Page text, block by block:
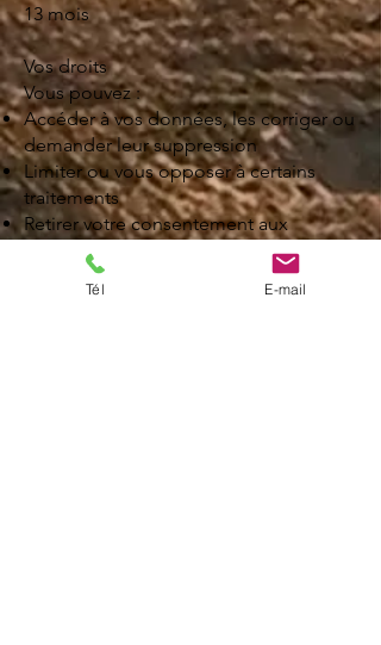
13 mois
Vos droits
Vous pouvez :
Accéder à vos données, les corriger ou
demander leur suppression
Limiter ou vous opposer à certains
traitements
Retirer votre consentement aux
newsletters à tout moment
Demander la portabilité de vos
données
Tél E-mail